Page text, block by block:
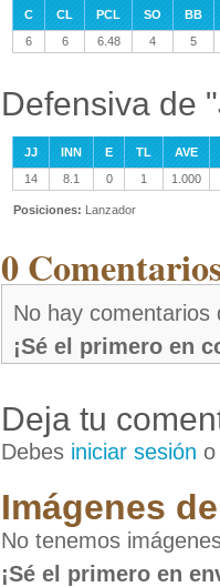
C CL PCL SO
BB
6
6 6.48 4 5
Defensiva de
JJ INN E TL
AVE
14
8.1 0 1 1.000
Posiciones: Lanzador
0
No hay comentarios
¡Sé el primero en
Deja tu
Debes iniciar sesión
Imágenes
No tenemos
¡Sé el primero en